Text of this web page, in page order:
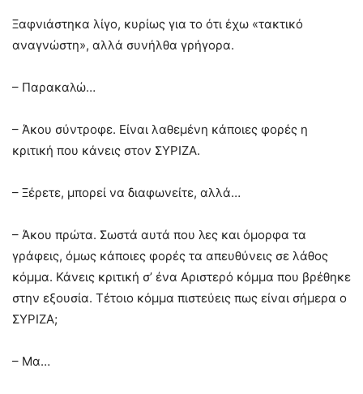
Ξαφνιάστηκα λίγο, κυρίως για το ότι έχω «τακτικό
αναγνώστη», αλλά συνήλθα γρήγορα.
– Παρακαλώ…
– Άκου σύντροφε. Είναι λαθεμένη κάποιες φορές η
κριτική που κάνεις στον ΣΥΡΙΖΑ.
– Ξέρετε, μπορεί να διαφωνείτε, αλλά…
– Άκου πρώτα. Σωστά αυτά που λες και όμορφα τα
γράφεις, όμως κάποιες φορές τα απευθύνεις σε λάθος
κόμμα. Κάνεις κριτική σ’ ένα Αριστερό κόμμα που βρέθηκε
στην εξουσία. Τέτοιο κόμμα πιστεύεις πως είναι σήμερα ο
ΣΥΡΙΖΑ;
– Μα…